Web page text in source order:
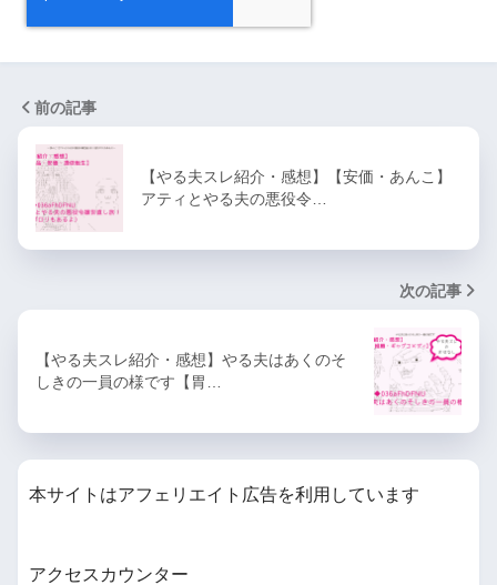
前の記事
【やる夫スレ紹介・感想】【安価・あんこ】
アティとやる夫の悪役令…
次の記事
【やる夫スレ紹介・感想】やる夫はあくのそ
しきの一員の様です【胃…
本サイトはアフェリエイト広告を利用しています
アクセスカウンター